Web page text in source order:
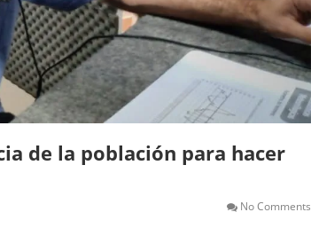
de la población para hacer
No Comments